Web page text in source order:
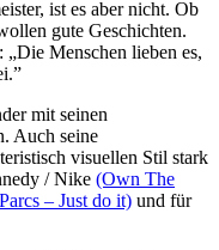
ist es aber nicht. Ob
gute Geschichten.
Menschen lieben es,
mit seinen
Auch seine
visuellen Stil stark
/ Nike (Own The
– Just do it) und für